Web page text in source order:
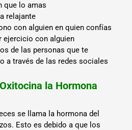
que lo amas
relajante
con alguien en quien confías
ejercicio con alguien
de las personas que te
a través de las redes sociales
la Hormona
se llama la hormona del
Esto es debido a que los